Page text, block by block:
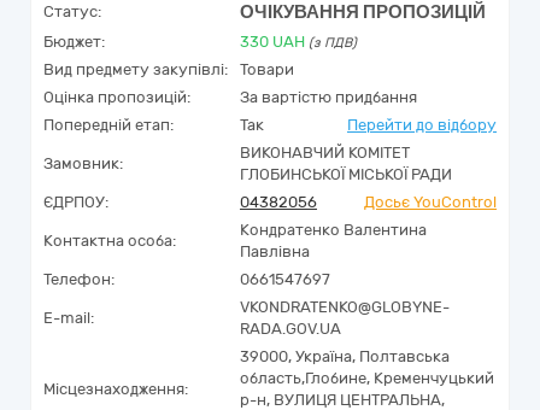
Статус: ОЧІКУВАННЯ ПРОПОЗИЦІЙ
Бюджет: 330 UAH (з ПДВ)
Вид предмету закупівлі:
Товари
Оцінка пропозицій:
За вартістю придбання
Попередній етап:
Так Перейти до відбору
Замовник:
ВИКОНАВЧИЙ КОМІТЕТ
ГЛОБИНСЬКОЇ МІСЬКОЇ РАДИ
ЄДРПОУ:
04382056 Досьє YouControl
Контактна особа:
Кондратенко Валентина
Павлівна
Телефон:
0661547697
E-mail:
VKONDRATENKO@GLOBYNE-
RADA.GOV.UA
Місцезнаходження:
39000, Україна, Полтавська
область,Глобине, Кременчуцький
р-н, ВУЛИЦЯ ЦЕНТРАЛЬНА,